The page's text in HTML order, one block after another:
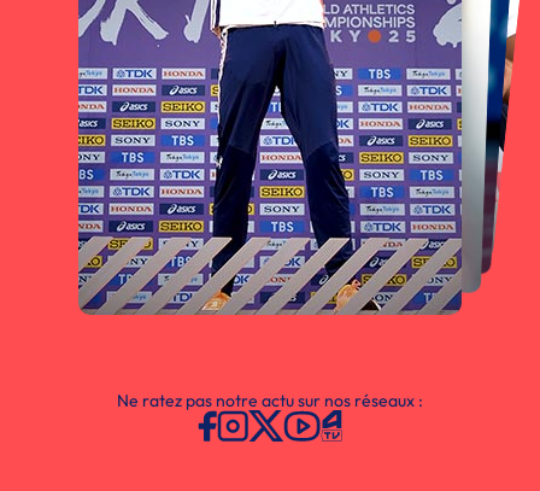
Ne ratez pas notre actu sur nos réseaux :